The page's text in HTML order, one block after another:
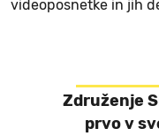
videoposnetke in jih
Združenje
prvo v